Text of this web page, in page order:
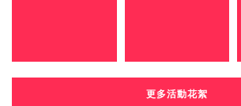
更多活動花絮